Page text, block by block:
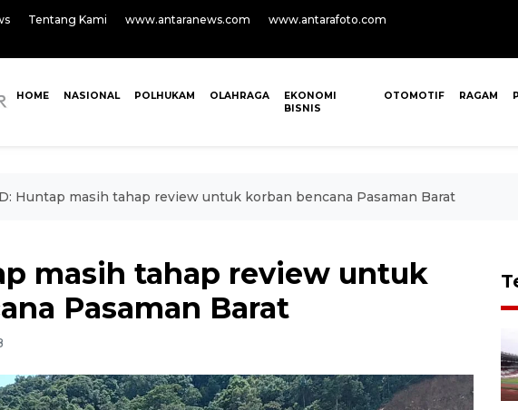
Tentang Kami www.antaranews.com
www.antarafoto.com
HOME NASIONAL POLHUKAM OLAHRAGA
EKONOMI
BISNIS
OTOMOTIF RAGAM
Huntap masih tahap review untuk korban bencana Pasaman Barat
masih tahap review untuk
Pasaman Barat